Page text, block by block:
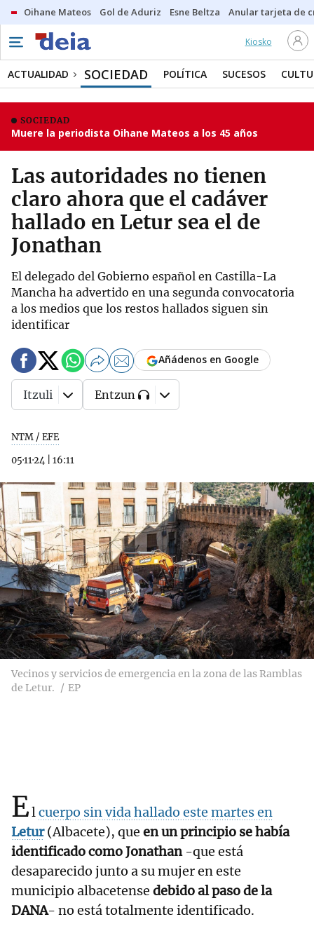
Oihane Mateos Gol de Aduriz Esne Beltza Anular tarjeta de
Kiosko
ACTUALIDAD SOCIEDAD POLÍTICA SUCESOS
SOCIEDAD
Muere la periodista Oihane Mateos a los 45 años
Las autoridades no tienen
claro ahora que el cadáver
hallado en Letur sea el de
Jonathan
El delegado del Gobierno español en Castilla-La
Mancha ha advertido en una segunda convocatoria
a los medios que los restos hallados siguen sin
identificar
NTM / EFE
05·11·24
16:11
Añádenos en Google
Itzuli Entzun
Vecinos y servicios de emergencia en la zona de las Ramblas
de Letur.
EP
Elcuerpo sin vida hallado este martes en
Letur(Albacete), que en un principio se había
identificado como Jonathan-que está
desaparecido junto a su mujer en este
municipio albacetense debido al paso de la
DANA- no está totalmente identificado.